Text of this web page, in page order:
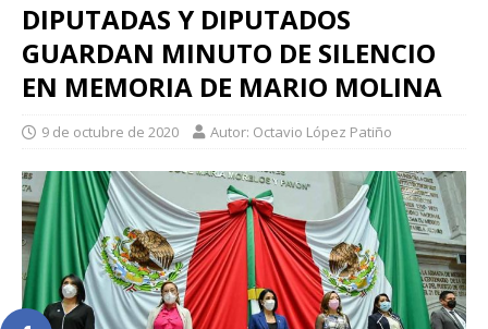
DIPUTADAS Y DIPUTADOS
GUARDAN MINUTO DE SILENCIO
EN MEMORIA DE MARIO MOLINA
9 de octubre de 2020 Autor: Octavio López Patiño